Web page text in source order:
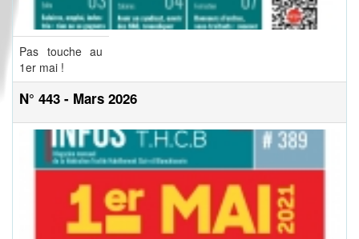
Pas touche au
1er mai !
N° 443 - Mars 2026